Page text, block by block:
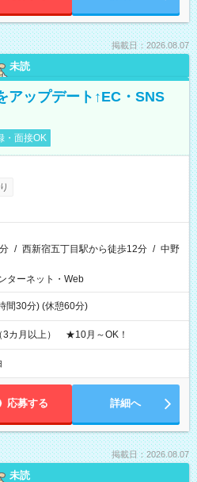
掲載日：2026.08.07
未読
アップデート↑EC・SNS
・面接OK
/ 西新宿五丁目駅から徒歩12分 / 中野
ターネット・Web
間30分) (休憩60分)
3カ月以上） ★10月～OK！
応募する 詳細へ
掲載日：2026.08.07
未読